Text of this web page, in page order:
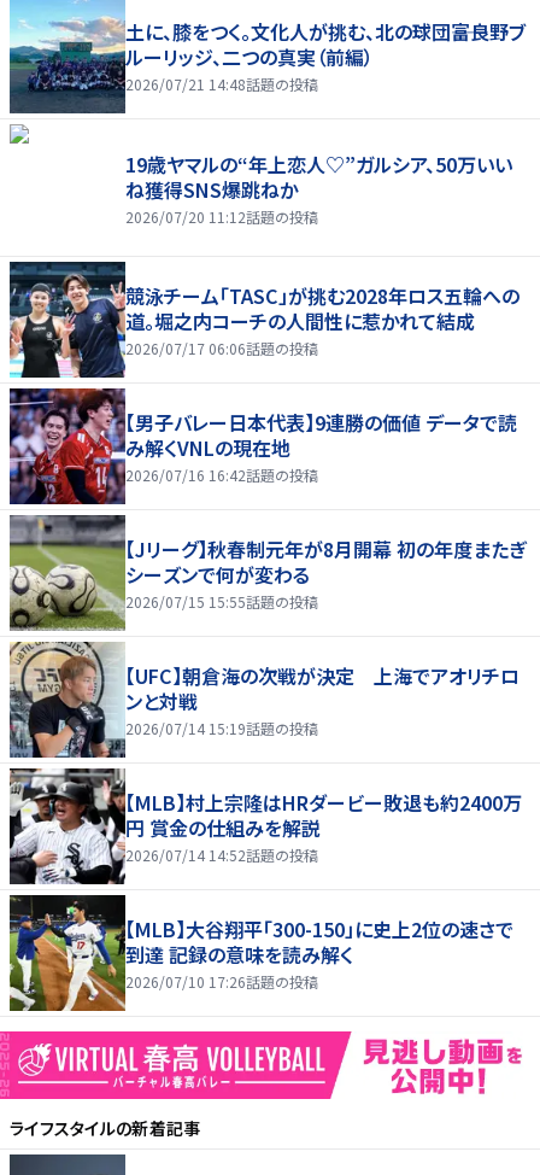
土に、膝をつく。文化人が挑む、北の球団――富良野ブ
ルーリッジ、二つの真実（前編）
2026/07/21 14:48話題の投稿
19歳ヤマルの“年上恋人♡”ガルシア、50万いい
ね獲得SNS爆跳ねか
2026/07/20 11:12話題の投稿
競泳チーム「TASC」が挑む2028年ロス五輪への
道。堀之内コーチの人間性に惹かれて結成
2026/07/17 06:06話題の投稿
【男子バレー日本代表】9連勝の価値 データで読
み解くVNLの現在地
2026/07/16 16:42話題の投稿
【Jリーグ】秋春制元年が8月開幕 初の年度またぎ
シーズンで何が変わる
2026/07/15 15:55話題の投稿
【UFC】朝倉海の次戦が決定 上海でアオリチロ
ンと対戦
2026/07/14 15:19話題の投稿
【MLB】村上宗隆はHRダービー敗退も約2400万
円 賞金の仕組みを解説
2026/07/14 14:52話題の投稿
【MLB】大谷翔平「300-150」に史上2位の速さで
到達 記録の意味を読み解く
2026/07/10 17:26話題の投稿
ライフスタイルの新着記事